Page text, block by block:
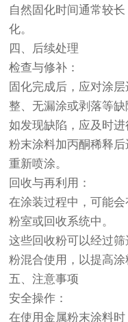
自然固化时间通常较
化。
四、后续处理
检查与修补：
固化完成后，应对涂
整、无漏涂或剥落等缺
如发现缺陷，应及时
粉末涂料加丙酮稀释
重新喷涂。
回收与再利用：
在涂装过程中，可能
粉室或回收系统中。
这些回收粉可以经过
粉混合使用，以提高涂
五、注意事项
安全操作：
在使用金属粉末涂料